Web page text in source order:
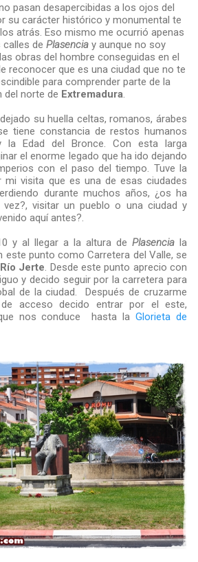
pasan desapercibidas a los ojos del
su carácter histórico y monumental te
atrás. Eso mismo me ocurrió apenas
de Plasencia y aunque no soy
obras del hombre conseguidas en el
reconocer que es una ciudad que no te
para comprender parte de la
del norte de Extremadura.
su huella celtas, romanos, árabes
tiene constancia de restos humanos
la Edad del Bronce. Con esta larga
el enorme legado que ha ido dejando
con el paso del tiempo. Tuve la
mi visita que es una de esas ciudades
durante muchos años, ¿os ha
visitar un pueblo o una ciudad y
aquí antes?.
y al llegar a la altura de Plasencia la
este punto como Carretera del Valle, se
Río Jerte. Desde este punto aprecio con
y decido seguir por la carretera para
de la ciudad. Después de cruzarme
acceso decido entrar por el este,
nos conduce hasta laGlorieta de